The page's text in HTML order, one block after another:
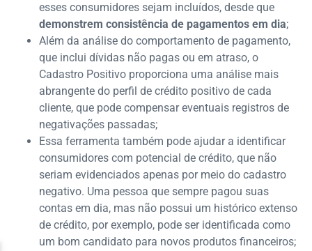
esses consumidores sejam incluídos, desde que
demonstrem consistência de pagamentos em dia;
Além da análise do comportamento de pagamento,
que inclui dívidas não pagas ou em atraso, o
Cadastro Positivo proporciona uma análise mais
abrangente do perfil de crédito positivo de cada
cliente, que pode compensar eventuais registros de
negativações passadas;
Essa ferramenta também pode ajudar a identificar
consumidores com potencial de crédito, que não
seriam evidenciados apenas por meio do cadastro
negativo. Uma pessoa que sempre pagou suas
contas em dia, mas não possui um histórico extenso
de crédito, por exemplo, pode ser identificada como
um bom candidato para novos produtos financeiros;